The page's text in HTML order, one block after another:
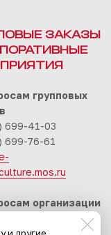
ЗАКАЗЫ
групповых
699-41-03
699-76-61
организации